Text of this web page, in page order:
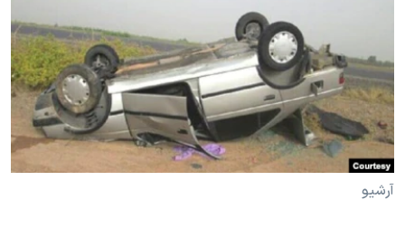
حقوق شهروندی
اقتصادی
علم و فناوری
اسرائیل در جنگ
انتخابات ریاست جمهوری آمریکا ۲۰۲۴
حمله جمهوری اسلامی به اسرائیل
رمز مهسا
ورزش زنان در ایران
زبانهای مختلف
آرشیو